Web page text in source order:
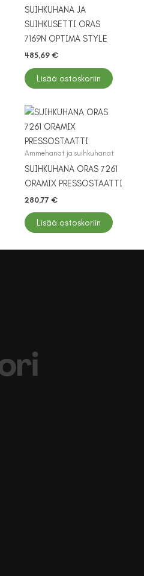
SUIHKUHANA JA
SUIHKUSETTI ORAS
7169N OPTIMA STYLE
485,69 €
Lisää ostoskoriin
Ammehanat ja suihkuhanat
SUIHKUHANA ORAS 7261
ORAMIX PRESSOSTAATTI
280,77 €
Lisää ostoskoriin